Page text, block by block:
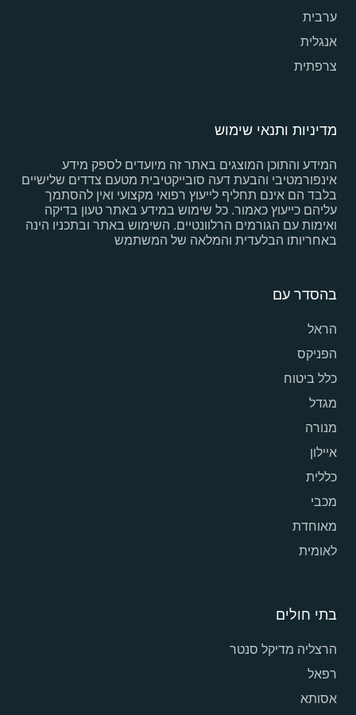
ערבית
אנגלית
צרפתית
מדיניות ותנאי שימוש
המידע והתוכן המוצגים באתר זה מיועדים לספק מידע
אינפורמטיבי והבעת דעה סובייקטיבית מטעם צדדים שלישיים
בלבד הם אינם תחליף לייעוץ רפואי מקצועי ואין להסתמך
עליהם כייעוץ כאמור. כל שימוש במידע באתר טעון בדיקה
ואימות עם הגורמים הרלוונטיים. השימוש באתר ובתכניו הינה
באחריותו הבלעדית והמלאה של המשתמש
בהסדר עם
הראל
הפניקס
כלל ביטוח
מגדל
מנורה
איילון
כללית
מכבי
מאוחדת
לאומית
בתי חולים
הרצליה מדיקל סנטר
רפאל
אסותא